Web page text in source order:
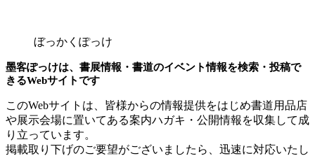
ぼっかくぽっけ
墨客ぽっけは、書展情報・書道のイベント情報を検索・投稿で
きるWebサイトです
このWebサイトは、皆様からの情報提供をはじめ書道用品店
や展示会場に置いてある案内ハガキ・公開情報を収集して成
り立っています。
掲載取り下げのご要望がございましたら、迅速に対応いたし